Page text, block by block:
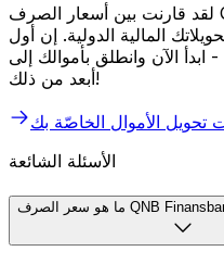
لقد قارنت بين أسعار الصرف QNB Finansbank مع Xe وحان
المالية الدولية. إن أول
الآن وانطلق بأموالك إلى
أبعد من ذلك!
تحويل الأموال الخاصّة بك
الأسئلة الشائعة